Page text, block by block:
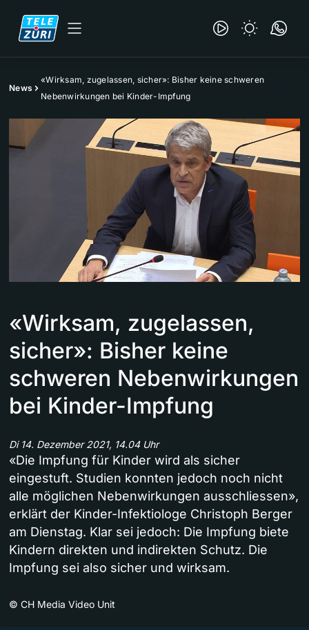
News
«Wirksam, zugelassen, sicher»: Bisher keine schweren
Nebenwirkungen bei Kinder-Impfung
«Wirksam, zugelassen,
sicher»: Bisher keine
schweren Nebenwirkungen
bei Kinder-Impfung
Di 14. Dezember 2021, 14.04 Uhr
«Die Impfung für Kinder wird als sicher
eingestuft. Studien konnten jedoch noch nicht
alle möglichen Nebenwirkungen ausschliessen»,
erklärt der Kinder-Infektiologe Christoph Berger
am Dienstag. Klar sei jedoch: Die Impfung biete
Kindern direkten und indirekten Schutz. Die
Impfung sei also sicher und wirksam.
© CH Media Video Unit